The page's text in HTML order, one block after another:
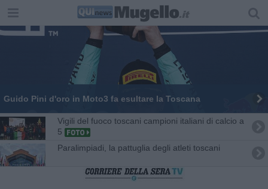
Guido Pini d'oro in Moto3 fa esultare la Toscana
Vigili del fuoco toscani campioni italiani di calcio a
5
Paralimpiadi, la pattuglia degli atleti toscani